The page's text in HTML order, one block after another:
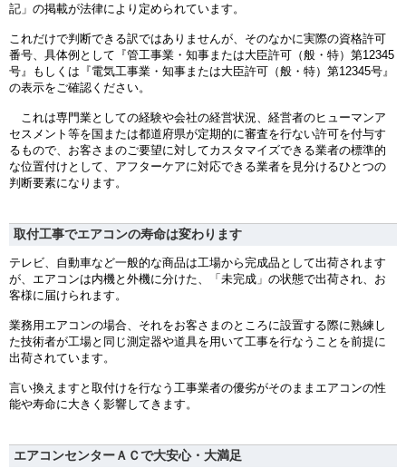
記」の掲載が法律により定められています。
これだけで判断できる訳ではありませんが、そのなかに実際の資格許可
番号、具体例として『管工事業・知事または大臣許可（般・特）第12345
号』もしくは『電気工事業・知事または大臣許可（般・特）第12345号』
の表示をご確認ください。
これは専門業としての経験や会社の経営状況、経営者のヒューマンア
セスメント等を国または都道府県が定期的に審査を行ない許可を付与す
るもので、お客さまのご要望に対してカスタマイズできる業者の標準的
な位置付けとして、アフターケアに対応できる業者を見分けるひとつの
判断要素になります。
取付工事でエアコンの寿命は変わります
テレビ、自動車など一般的な商品は工場から完成品として出荷されます
が、エアコンは内機と外機に分けた、「未完成」の状態で出荷され、お
客様に届けられます。
業務用エアコンの場合、それをお客さまのところに設置する際に熟練し
た技術者が工場と同じ測定器や道具を用いて工事を行なうことを前提に
出荷されています。
言い換えますと取付けを行なう工事業者の優劣がそのままエアコンの性
能や寿命に大きく影響してきます。
エアコンセンターＡＣで大安心・大満足